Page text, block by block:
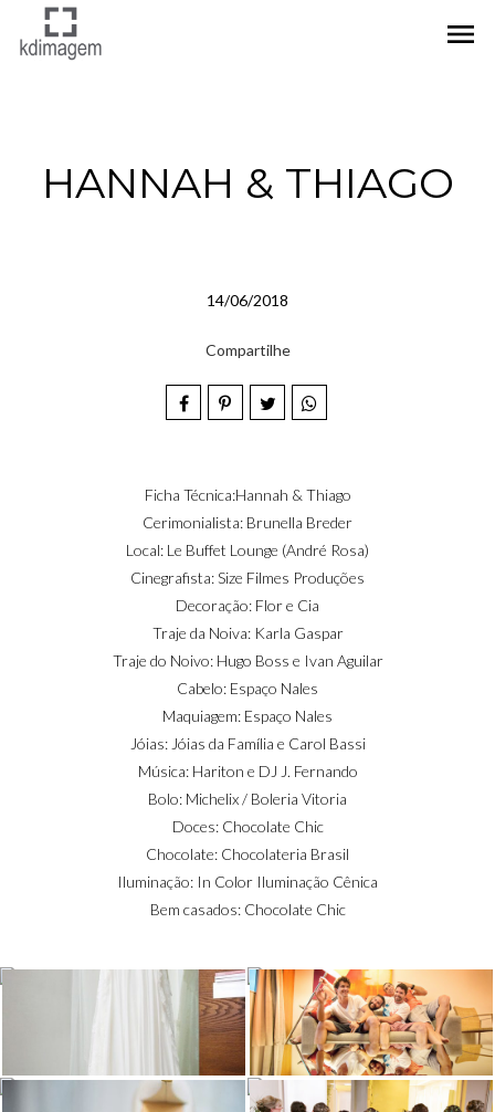
menu
HANNAH & THIAGO
14/06/2018
Compartilhe
Ficha Técnica:Hannah & Thiago
Cerimonialista: Brunella Breder
Local: Le Buffet Lounge (André Rosa)
Cinegrafista: Size Filmes Produções
Decoração: Flor e Cia
Traje da Noiva: Karla Gaspar
Traje do Noivo: Hugo Boss e Ivan Aguilar
Cabelo: Espaço Nales
Maquiagem: Espaço Nales
Jóias: Jóias da Família e Carol Bassi
Música: Hariton e DJ J. Fernando
Bolo: Michelix / Boleria Vitoria
Doces: Chocolate Chic
Chocolate: Chocolateria Brasil
Iluminação: In Color Iluminação Cênica
Bem casados: Chocolate Chic